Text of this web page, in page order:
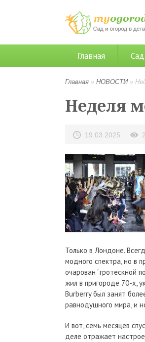
Главная Сад
Главная » НОВОСТИ»
Неделя
19.03.2025
Только в Лондоне.
модного спектра, но в
очарован “гротескной
жил в пригороде 70-х,
Burberry был занят
равнодушного мира, и
И вот, семь месяцев
деле отражает